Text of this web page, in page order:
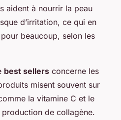
aident à nourrir la peau
d’irritation, ce qui en
beaucoup, selon les
best sellers concerne les
misent souvent sur
la vitamine C et le
de collagène.